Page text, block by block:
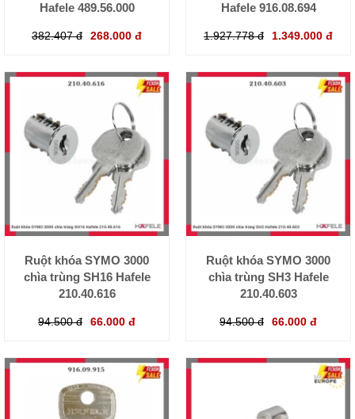
Hafele 489.56.000
382.407 đ 268.000 đ
Hafele 916.08.694
1.927.778 đ 1.349.000 đ
Ruột khóa SYMO 3000
chìa trùng SH16 Hafele
210.40.616
94.500 đ 66.000 đ
Ruột khóa SYMO 3000
chìa trùng SH3 Hafele
210.40.603
94.500 đ 66.000 đ